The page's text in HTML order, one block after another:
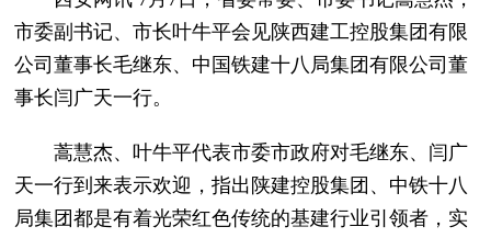
市委副书记、市长叶牛平会见陕西建工控股集团有限
公司董事长毛继东、中国铁建十八局集团有限公司董
事长闫广天一行。
蒿慧杰、叶牛平代表市委市政府对毛继东、闫广
天一行到来表示欢迎，指出陕建控股集团、中铁十八
局集团都是有着光荣红色传统的基建行业引领者，实